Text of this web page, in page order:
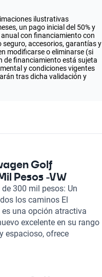
ilustrativas
un pago inicial del 50% y
con financiamiento con
accesorios, garantías y
modificarse o eliminarse (si
de financiamiento está sujeta
y condiciones vigentes
tras dicha validación y
Golf
Pesos -VW
300 mil pesos: Un
los caminos El
una opción atractiva
excelente en su rango
espacioso, ofrece
para viajes familiares o